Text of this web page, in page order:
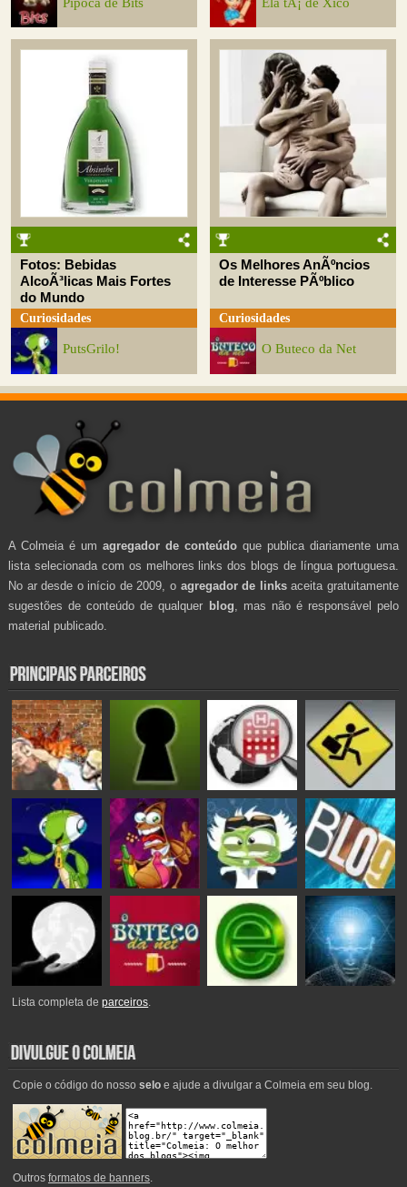
Fotos: Bebidas
AlcoÃ³licas Mais Fortes
do Mundo
Curiosidades
PutsGrilo!
Os Melhores AnÃºncios
de Interesse PÃºblico
Curiosidades
O Buteco da Net
A Colmeia é um agregador de conteúdo que publica diariamente uma
lista selecionada com os melhores links dos blogs de língua portuguesa.
No ar desde o início de 2009, o agregador de linksaceita gratuitamente
sugestões de conteúdo de qualquer blog , mas não é responsável pelo
material publicado.
Lista completa deparceiros.
Copie o código do nosso seloe ajude a divulgar a Colmeia em seu blog.
Outros formatos de banners.